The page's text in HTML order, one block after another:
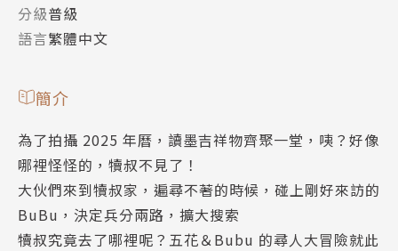
分級普級
語言繁體中文
簡介
為了拍攝 2025 年曆，讀墨吉祥物齊聚一堂，咦？好像
哪裡怪怪的，犢叔不見了！
大伙們來到犢叔家，遍尋不著的時候，碰上剛好來訪的
BuBu，決定兵分兩路，擴大搜索
犢叔究竟去了哪裡呢？五花＆Bubu 的尋人大冒險就此